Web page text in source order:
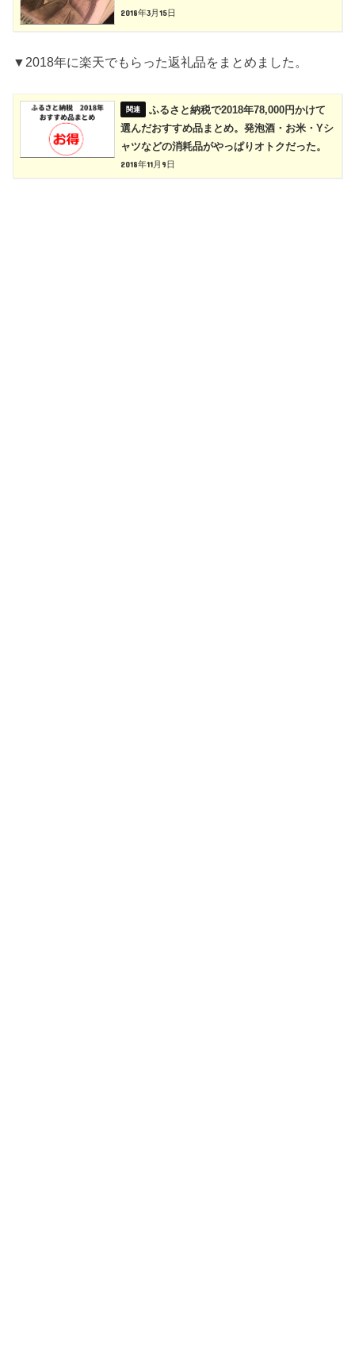
2018年3月15日
▼2018年に楽天でもらった返礼品をまとめました。
ふるさと納税で2018年78,000円かけて
選んだおすすめ品まとめ。発泡酒・お米・Yシ
ャツなどの消耗品がやっぱりオトクだった。
2018年11月9日